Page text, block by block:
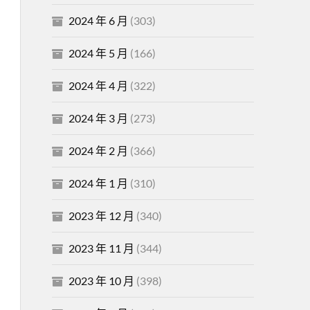
2024 年 6 月 (303)
2024 年 5 月 (166)
2024 年 4 月 (322)
2024 年 3 月 (273)
2024 年 2 月 (366)
2024 年 1 月 (310)
2023 年 12 月 (340)
2023 年 11 月 (344)
2023 年 10 月 (398)